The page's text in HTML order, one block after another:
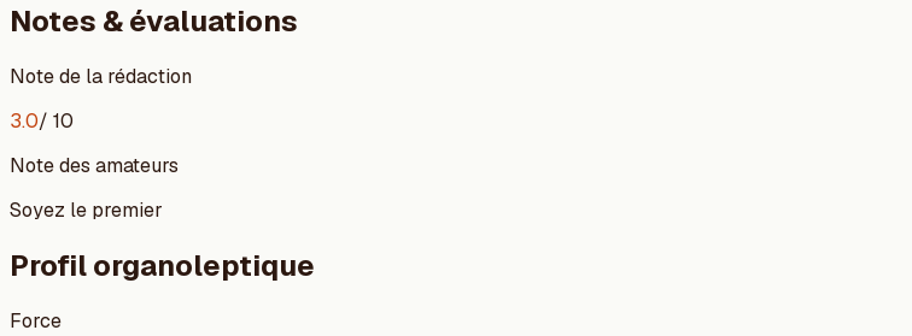
Notes & évaluations
Note de la rédaction
3.0/ 10
Note des amateurs
Soyez le premier
Profil organoleptique
Force